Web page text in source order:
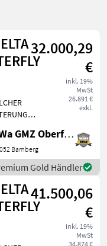
32.000,29
€
inkl. 19%
MwSt
26.891 €
exkl.
SATZ
8Diese
und
BayWa GMZ Oberfranken
Bamberg
Gold Händler
41.500,06
€
inkl. 19%
MwSt
34.874 €